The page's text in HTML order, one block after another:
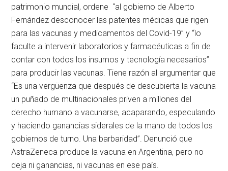
patrimonio mundial, ordene “al gobierno de Alberto
Fernández desconocer las patentes médicas que rigen
para las vacunas y medicamentos del Covid-19” y “lo
faculte a intervenir laboratorios y farmacéuticas a fin de
contar con todos los insumos y tecnología necesarios”
para producir las vacunas. Tiene razón al argumentar que
“Es una vergüenza que después de descubierta la vacuna
un puñado de multinacionales priven a millones del
derecho humano a vacunarse, acaparando, especulando
y haciendo ganancias siderales de la mano de todos los
gobiernos de turno. Una barbaridad”. Denunció que
AstraZeneca produce la vacuna en Argentina, pero no
deja ni ganancias, ni vacunas en ese país.